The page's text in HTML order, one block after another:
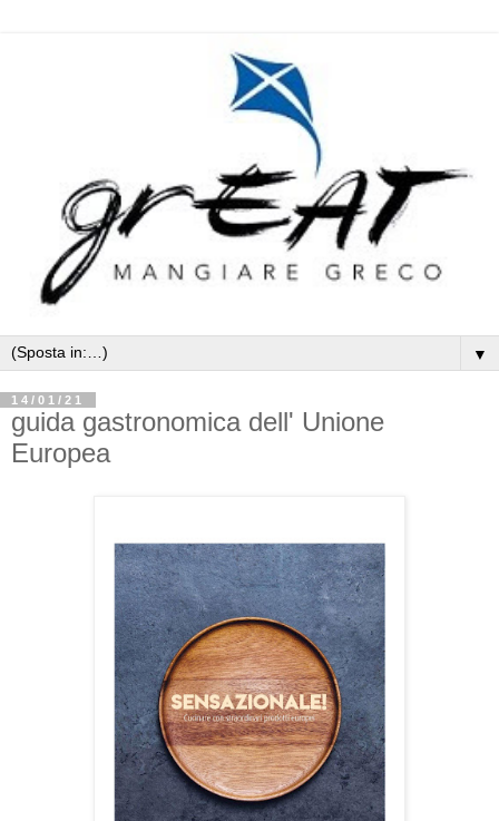
▼
14/01/21
guida gastronomica dell' Unione
Europea